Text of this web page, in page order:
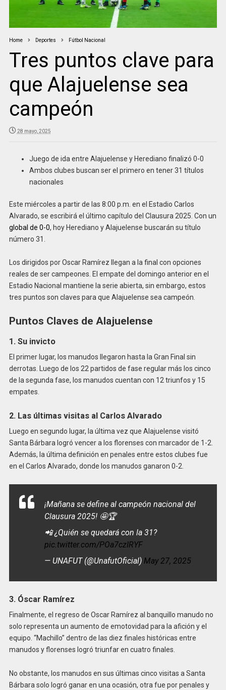
Home Deportes Fútbol Nacional
Tres puntos clave para
que Alajuelense sea
campeón
28 mayo, 2025
Juego de ida entre Alajuelense y Herediano finalizó 0-0
Ambos clubes buscan ser el primero en tener 31 títulos
nacionales
Este miércoles a partir de las 8:00 p.m. en el Estadio Carlos
Alvarado, se escribirá el último capítulo del Clausura 2025. Con un
global de 0-0, hoy Herediano y Alajuelense buscarán su título
número 31.
Los dirigidos por Oscar Ramírez llegan a la final con opciones
reales de ser campeones. El empate del domingo anterior en el
Estadio Nacional mantiene la serie abierta, sin embargo, estos
tres puntos son claves para que Alajuelense sea campeón.
Puntos Claves de Alajuelense
1. Su invicto
El primer lugar, los manudos llegaron hasta la Gran Final sin
derrotas. Luego de los 22 partidos de fase regular más los cinco
de la segunda fase, los manudos cuentan con 12 triunfos y 15
empates.
2. Las últimas visitas al Carlos Alvarado
Luego en segundo lugar, la última vez que Alajuelense visitó
Santa Bárbara logró vencer a los florenses con marcador de 1-2.
Además, la última definición en penales entre estos clubes fue
en el Carlos Alvarado, donde los manudos ganaron 0-2.
¡Mañana se define al campeón nacional del
Clausura 2025! 🤩🏆
📲 ¿Quién se quedará con la 31?
pic.twitter.com/POa7czIRYF
— UNAFUT (@UnafutOficial) May 27, 2025
3. Óscar Ramírez
Finalmente, el regreso de Oscar Ramírez al banquillo manudo no
solo representa un aumento de emotovidad para la afición y el
equipo. “Machillo” dentro de las diez finales históricas entre
manudos y florenses logró triunfar en cuatro finales.
No obstante, los manudos en sus últimas cinco visitas a Santa
Bárbara solo logró ganar en una ocasión, otra fue por penales y